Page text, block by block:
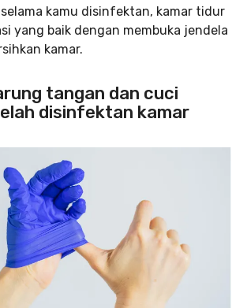
kamu disinfektan, kamar tidur
yang baik dengan membuka jendela
kamar.
tangan dan cuci
disinfektan kamar